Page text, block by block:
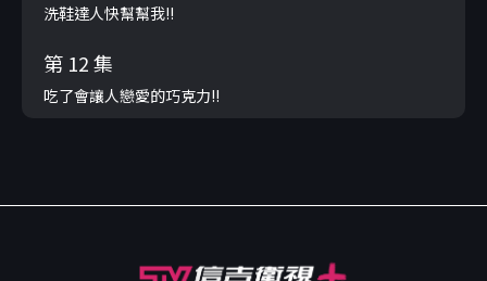
洗鞋達人快幫幫我!!
第 12 集
吃了會讓人戀愛的巧克力!!